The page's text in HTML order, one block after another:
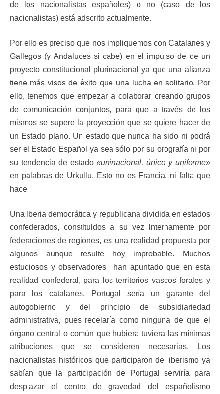
de los nacionalistas españoles) o no (caso de los
nacionalistas) está adscrito actualmente.
Por ello es preciso que nos impliquemos con Catalanes y
Gallegos (y Andaluces si cabe) en el impulso de de un
proyecto constitucional plurinacional ya que una alianza
tiene más visos de éxito que una lucha en solitario. Por
ello, tenemos que empezar a colaborar creando grupos
de comunicación conjuntos, para que a través de los
mismos se supere la proyección que se quiere hacer de
un Estado plano. Un estado que nunca ha sido ni podrá
ser el Estado Español ya sea sólo por su orografía ni por
su tendencia de estado«uninacional, único y uniforme»
en palabras de Urkullu. Esto no es Francia, ni falta que
hace.
Una Iberia democrática y republicana dividida en estados
confederados, constituidos a su vez internamente por
federaciones de regiones, es una realidad propuesta por
algunos aunque resulte hoy improbable. Muchos
estudiosos y observadores han apuntado que en esta
realidad confederal, para los territorios vascos forales y
para los catalanes, Portugal sería un garante del
autogobierno y del principio de subsidiariedad
administrativa, pues recelaría como ninguna de que el
órgano central o común que hubiera tuviera las mínimas
atribuciones que se consideren necesarias. Los
nacionalistas históricos que participaron del iberismo ya
sabían que la participación de Portugal serviría para
desplazar el centro de gravedad del españolismo